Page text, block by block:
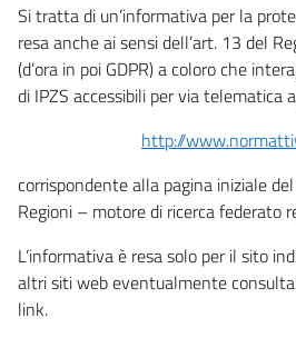
Si tratta di un’informativa per la
resa anche ai sensi dell’art. 13 del
(d’ora in poi GDPR) a coloro che
di IPZS accessibili per via telematica
http://
corrispondente alla pagina iniziale
Regioni – motore di ricerca federato
L’informativa è resa solo per il sito
altri siti web eventualmente
link.